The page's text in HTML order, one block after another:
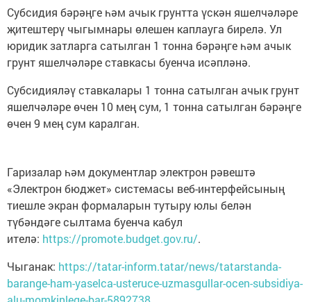
Субсидия бәрәңге һәм ачык грунтта үскән яшелчәләре
җитештерү чыгымнары өлешен каплауга бирелә. Ул
юридик затларга сатылган 1 тонна бәрәңге һәм ачык
грунт яшелчәләре ставкасы буенча исәпләнә.
Субсидияләү ставкалары 1 тонна сатылган ачык грунт
яшелчәләре өчен 10 мең сум, 1 тонна сатылган бәрәңге
өчен 9 мең сум каралган.
Гаризалар һәм документлар электрон рәвештә
«Электрон бюджет» системасы веб-интерфейсының
тиешле экран формаларын тутыру юлы белән
түбәндәге сылтама буенча кабул
ителә: https://promote.budget.gov.ru/.
Чыганак: https://tatar-inform.tatar/news/tatarstanda-
barange-ham-yaselca-usteruce-uzmasgullar-ocen-subsidiya-